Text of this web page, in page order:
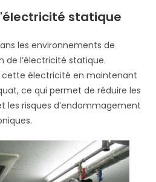
statique
les environnements de
de l’électricité statique.
cette électricité en maintenant
ce qui permet de réduire les
les risques d’endommagement